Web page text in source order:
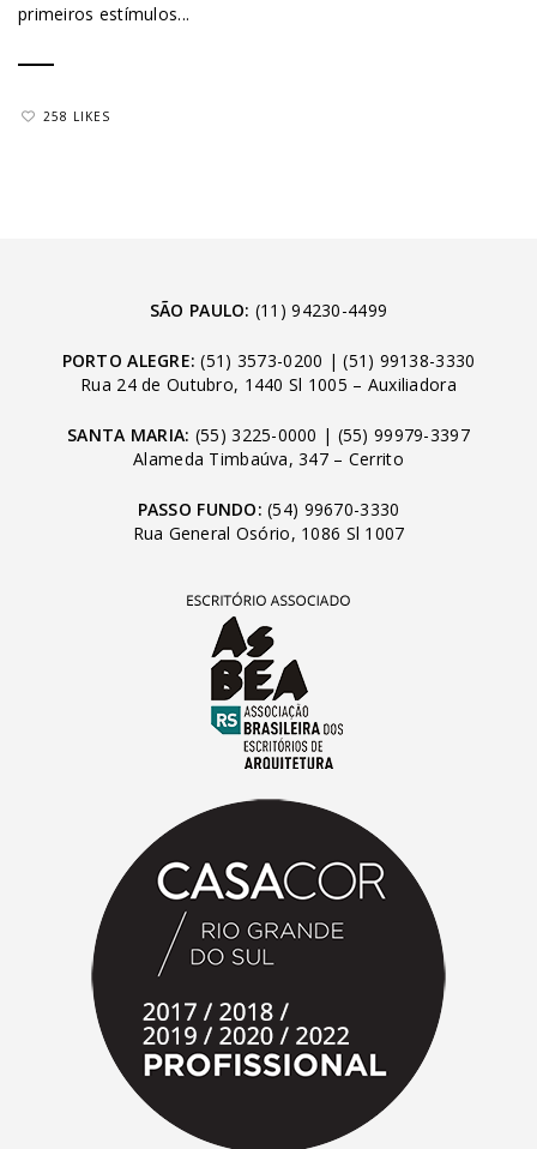
primeiros estímulos...
258 LIKES
SÃO PAULO: (11) 94230-4499
PORTO ALEGRE: (51) 3573-0200 |(51) 99138-3330
Rua 24 de Outubro, 1440 Sl 1005 – Auxiliadora
SANTA MARIA: (55) 3225-0000 | (55) 99979-3397
Alameda Timbaúva, 347 – Cerrito
PASSO FUNDO: (54) 99670-3330
Rua General Osório, 1086 Sl 1007